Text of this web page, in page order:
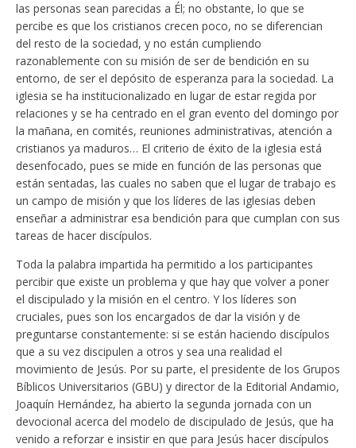
las personas sean parecidas a Él; no obstante, lo que se
percibe es que los cristianos crecen poco, no se diferencian
del resto de la sociedad, y no están cumpliendo
razonablemente con su misión de ser de bendición en su
entorno, de ser el depósito de esperanza para la sociedad. La
iglesia se ha institucionalizado en lugar de estar regida por
relaciones y se ha centrado en el gran evento del domingo por
la mañana, en comités, reuniones administrativas, atención a
cristianos ya maduros… El criterio de éxito de la iglesia está
desenfocado, pues se mide en función de las personas que
están sentadas, las cuales no saben que el lugar de trabajo es
un campo de misión y que los líderes de las iglesias deben
enseñar a administrar esa bendición para que cumplan con sus
tareas de hacer discípulos.
Toda la palabra impartida ha permitido a los participantes
percibir que existe un problema y que hay que volver a poner
el discipulado y la misión en el centro. Y los líderes son
cruciales, pues son los encargados de dar la visión y de
preguntarse constantemente: si se están haciendo discípulos
que a su vez discipulen a otros y sea una realidad el
movimiento de Jesús. Por su parte, el presidente de los Grupos
Bíblicos Universitarios (GBU) y director de la Editorial Andamio,
Joaquín Hernández, ha abierto la segunda jornada con un
devocional acerca del modelo de discipulado de Jesús, que ha
venido a reforzar e insistir en que para Jesús hacer discípulos